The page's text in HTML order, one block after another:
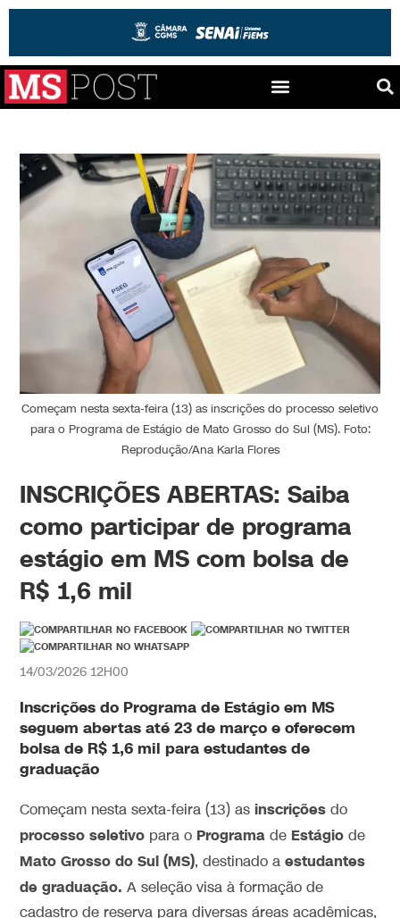
Começam nesta sexta-feira (13) as inscrições do processo seletivo
para o Programa de Estágio de Mato Grosso do Sul (MS). Foto:
Reprodução/Ana Karla Flores
INSCRIÇÕES ABERTAS: Saiba
como participar de programa
estágio em MS com bolsa de
R$ 1,6 mil
14/03/2026 12H00
Inscrições do Programa de Estágio em MS
seguem abertas até 23 de março e oferecem
bolsa de R$ 1,6 mil para estudantes de
graduação
Começam nesta sexta-feira (13) asinscrições do
processo seletivo para o Programa de Estágio de
Mato Grosso do Sul (MS), destinado aestudantes
de graduação. A seleção visa à formação de
cadastro de reserva para diversas áreas acadêmicas,